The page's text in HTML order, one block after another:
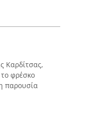
Καρδίτσας,
το φρέσκο
παρουσία